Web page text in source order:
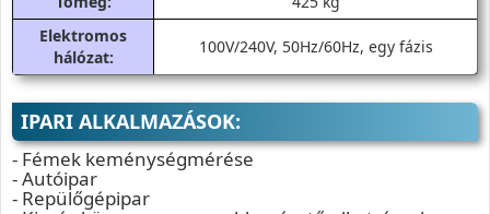
Elektromos
hálózat:
100V/240V, 50Hz/60Hz, egy fázis
IPARI ALKALMAZÁSOK:
- Fémek keménységmérése
- Autóipar
- Repülőgépipar